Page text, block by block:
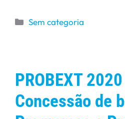
Sem categoria
PROBEXT
Concessão de